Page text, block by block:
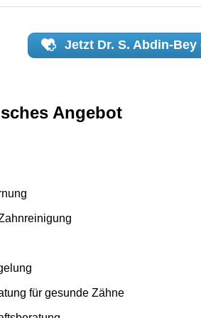
Jetzt Dr. S. Abdin-Bey
Angebot
für gesunde Zähne